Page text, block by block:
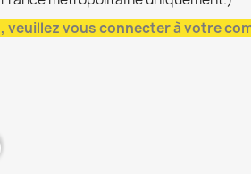
veuillez vous connecter à votre